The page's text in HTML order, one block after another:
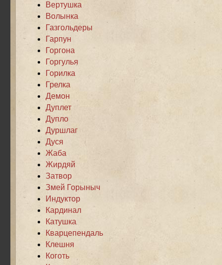
Вертушка
Волынка
Газгольдеры
Гарпун
Горгона
Горгулья
Горилка
Грелка
Демон
Дуплет
Дупло
Дуршлаг
Дуся
Жаба
Жирдяй
Затвор
Змей Горыныч
Индуктор
Кардинал
Катушка
Кварцепендаль
Клешня
Коготь